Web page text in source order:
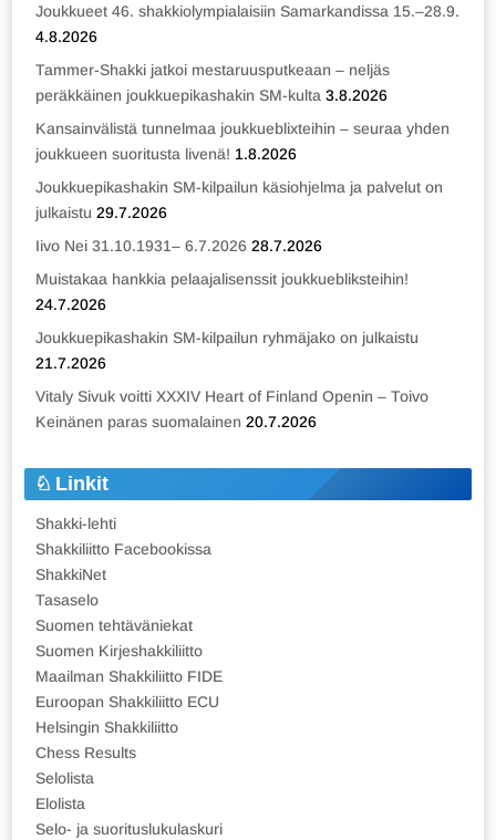
Joukkueet 46. shakkiolympialaisiin Samarkandissa 15.–28.9.
4.8.2026
Tammer-Shakki jatkoi mestaruusputkeaan – neljäs
peräkkäinen joukkuepikashakin SM-kulta 3.8.2026
Kansainvälistä tunnelmaa joukkueblixteihin – seuraa yhden
joukkueen suoritusta livenä! 1.8.2026
Joukkuepikashakin SM-kilpailun käsiohjelma ja palvelut on
julkaistu 29.7.2026
Iivo Nei 31.10.1931– 6.7.2026 28.7.2026
Muistakaa hankkia pelaajalisenssit joukkuebliksteihin!
24.7.2026
Joukkuepikashakin SM-kilpailun ryhmäjako on julkaistu
21.7.2026
Vitaly Sivuk voitti XXXIV Heart of Finland Openin – Toivo
Keinänen paras suomalainen 20.7.2026
Linkit
Shakki-lehti
Shakkiliitto Facebookissa
ShakkiNet
Tasaselo
Suomen tehtäväniekat
Suomen Kirjeshakkiliitto
Maailman Shakkiliitto FIDE
Euroopan Shakkiliitto ECU
Helsingin Shakkiliitto
Chess Results
Selolista
Elolista
Selo- ja suorituslukulaskuri